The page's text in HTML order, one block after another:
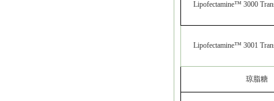
Lipofectamine™ 3000
Lipofectamine™ 3001
琼脂糖